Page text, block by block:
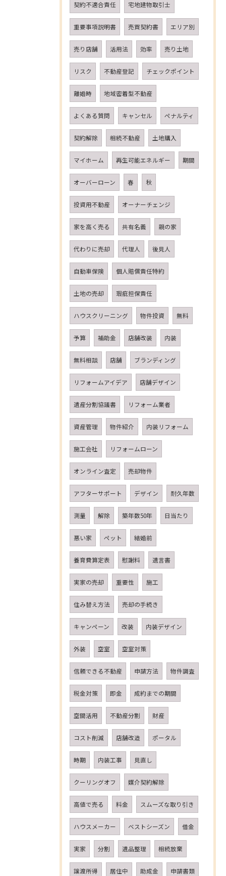
契約不適合責任 宅地建物取引士
重要事項説明書 売買契約書 エリア別
売り店舗 活用法 効率 売り土地
リスク 不動産登記 チェックポイント
離婚時 地域密着型不動産
よくある質問 キャンセル ペナルティ
契約解除 相続不動産 土地購入
マイホーム 再生可能エネルギー 期間
オーバーローン 春 秋
投資用不動産 オーナーチェンジ
家を高く売る 共有名義 親の家
代わりに売却 代理人 後見人
自動車保険 個人賠償責任特約
土地の売却 瑕疵担保責任
ハウスクリーニング 物件投資 無料
予算 補助金 店舗改装 内装
無料相談 店舗 ブランディング
リフォームアイデア 店舗デザイン
遺産分割協議書 リフォーム業者
資産管理 物件紹介 内装リフォーム
施工会社 リフォームローン
オンライン査定 売却物件
アフターサポート デザイン 耐久年数
測量 解除 築年数50年 日当たり
悪い家 ペット 結婚前
養育費算定表 慰謝料 遺言書
実家の売却 重要性 施工
住み替え方法 売却の手続き
キャンペーン 改装 内装デザイン
外装 空室 空室対策
信頼できる不動産 申請方法 物件調査
税金対策 即金 成約までの期間
空間活用 不動産分割 財産
コスト削減 店舗改造 ポータル
時期 内装工事 見直し
クーリングオフ 媒介契約解除
高値で売る 料金 スムーズな取り引き
ハウスメーカー ベストシーズン 借金
実家 分割 遺品整理 相続放棄
譲渡所得 居住中 助成金 申請書類